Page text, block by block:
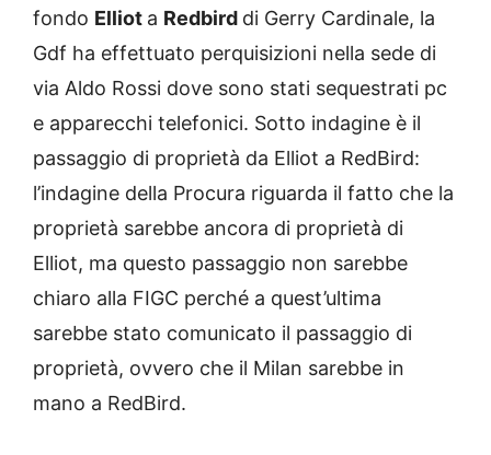
fondo Elliot a Redbird di Gerry Cardinale, la
Gdf ha effettuato perquisizioni nella sede di
via Aldo Rossi dove sono stati sequestrati pc
e apparecchi telefonici. Sotto indagine è il
passaggio di proprietà da Elliot a RedBird:
l’indagine della Procura riguarda il fatto che la
proprietà sarebbe ancora di proprietà di
Elliot, ma questo passaggio non sarebbe
chiaro alla FIGC perché a quest’ultima
sarebbe stato comunicato il passaggio di
proprietà, ovvero che il Milan sarebbe in
mano a RedBird.